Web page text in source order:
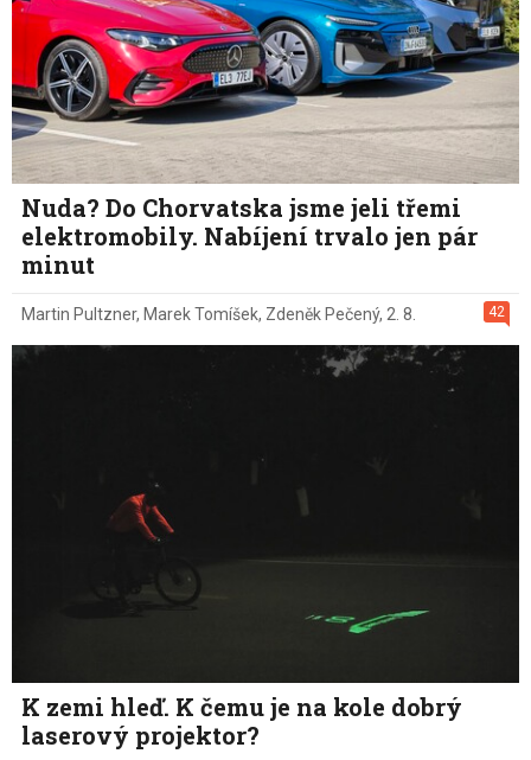
Nuda? Do Chorvatska jsme jeli třemi
elektromobily. Nabíjení trvalo jen pár
minut
42
Martin Pultzner, Marek Tomíšek, Zdeněk Pečený, 2. 8.
K zemi hleď. K čemu je na kole dobrý
laserový projektor?